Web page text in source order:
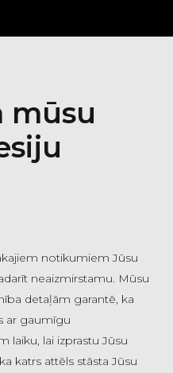
mūsu
notikumiem Jūsu
neaizmirstamu. Mūsu
detaļām garantē, ka
ar gaumīgu
laiku, lai izprastu Jūsu
katrs attēls stāsta Jūsu